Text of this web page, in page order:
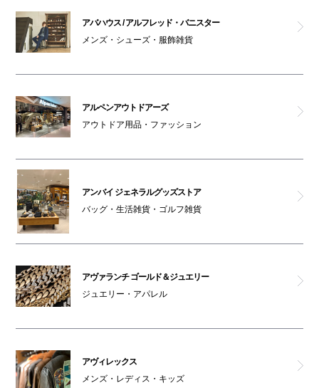
ポーカーフェイス
GINZA Global Style PREMIUM
ロックス
アバハウス / アルフレッド・バニスター
メンズ・シューズ・服飾雑貨
アルペンアウトドアーズ
アウトドア用品・ファッション
アンバイ ジェネラルグッズストア
バッグ・生活雑貨・ゴルフ雑貨
アヴァランチ ゴールド＆ジュエリー
ジュエリー・アパレル
アヴィレックス
メンズ・レディス・キッズ